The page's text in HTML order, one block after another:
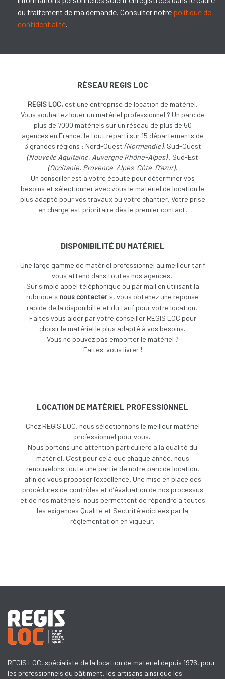
du traitement de ma demande. Consulter notre politique de
confidentialité.
RÉSEAU REGIS LOC
REGIS LOC, est une entreprise de location de matériel.
Vous souhaitez louer un matériel professionnel ? Un parc de
plus de 7000 matériels sur un réseau de plus de 50
agences en France, le tout réparti sur 15 départements de
3 grandes régions : Nord-Ouest (Normandie), Sud-Ouest
(Nouvelle Aquitaine, Auvergne Rhône-Alpes) , Sud-Est
(Occitanie, Provence-Alpes-Côte-D’azur).
Un conseiller est à votre écoute pour déterminer vos
besoins et sélectionner avec vous le matériel de location le
plus adapté pour vos travaux ou votre chantier. Votre prise
en charge est prioritaire dès le premier contact.
DISPONIBILITÉ DU MATÉRIEL
Une large gamme de matériel professionnel au meilleur tarif
vous attend dans toutes nos agences.
Sur simple appel téléphonique ou par mail en utilisant la
rubrique « nous contacter», vous obtenez une réponse
rapide de la disponibilté et du tarif pour votre location.
Faites vous aider par votre conseiller REGIS LOC pour
choisir le matériel le plus adapté à vos besoins.
Vous ne pouvez pas emporter le matériel ?
Faites-vous livrer !
LOCATION DE MATÉRIEL PROFESSIONNEL
Chez REGIS LOC, nous sélectionnons le meilleur matériel
professionnel pour vous.
Nous portons une attention particulière à la qualité du
matériel. C’est pour cela que chaque année, nous
renouvelons toute une partie de notre parc de location,
afin de vous proposer l’excellence. Une mise en place des
procédures de contrôles et d’évaluation de nos processus
et de nos matériels, nous permettent de répondre à toutes
les exigences Qualité et Sécurité édictées par la
règlementation en vigueur.
REGIS LOC, spécialiste de la location de matériel depuis 1976, pour
les professionnels du bâtiment, les artisans ainsi que les